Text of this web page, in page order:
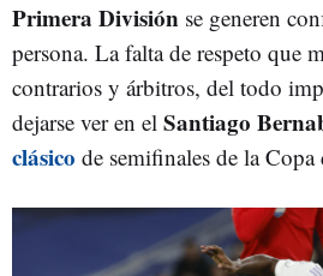
Primera División se generen
persona. La falta de respeto que
contrarios y árbitros, del todo
dejarse ver en el Santiago
clásico de semifinales de la Copa